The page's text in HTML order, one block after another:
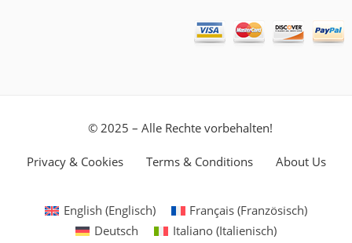
© 2025 – Alle Rechte vorbehalten!
Privacy & Cookies Terms & Conditions About Us
English (Englisch) Français (Französisch)
Deutsch
Italiano(Italienisch)